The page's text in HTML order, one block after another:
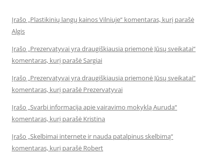
Įrašo „Plastikinių langų kainos Vilniuje“ komentaras, kurį parašė
Algis
Įrašo „Prezervatyvai yra draugiškiausia priemonė Jūsų sveikatai“
komentaras, kurį parašė Sargiai
Įrašo „Prezervatyvai yra draugiškiausia priemonė Jūsų sveikatai“
komentaras, kurį parašė Prezervatyvai
Įrašo „Svarbi informacija apie vairavimo mokyklą Auruda“
komentaras, kurį parašė Kristina
Įrašo „Skelbimai internete ir nauda patalpinus skelbimą“
komentaras, kurį parašė Robert